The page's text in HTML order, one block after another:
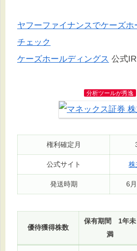
ヤフーファイナンスでケーズホ
チェック
ケーズホールディングス 公式IR
分析ツールが秀逸
権利確定月
公式サイト 株
発送時期 6
優待獲得株数
保有期間 1年未
満